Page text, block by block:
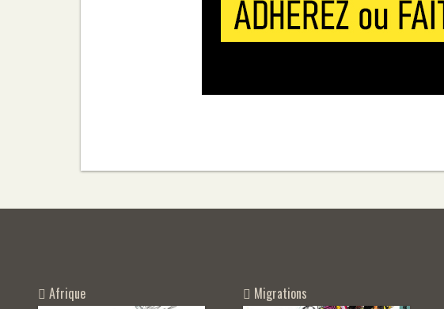
Afrique Migrations